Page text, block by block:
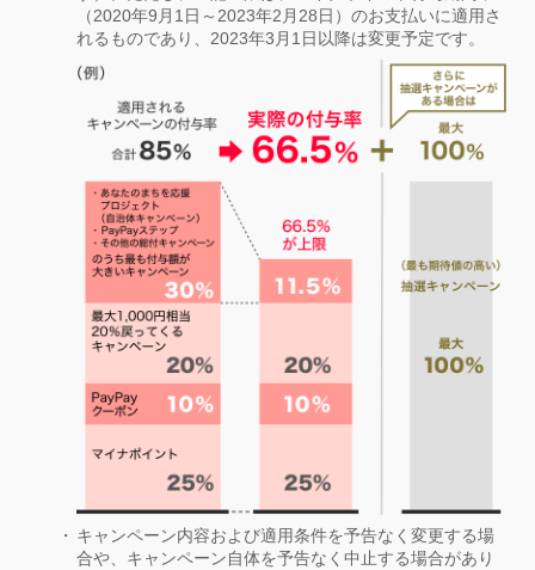
（2020年9月1日～2023年2月28日）のお支払いに適用さ
れるものであり、2023年3月1日以降は変更予定です。
キャンペーン内容および適用条件を予告なく変更する場
合や、キャンペーン自体を予告なく中止する場合があり